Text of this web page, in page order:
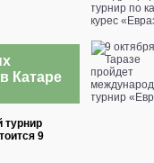
Катаре
турнир
9